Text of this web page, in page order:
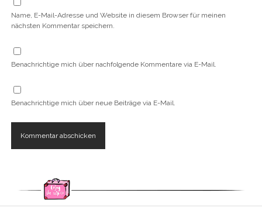
Name, E-Mail-Adresse und Website in diesem Browser für meinen
nächsten Kommentar speichern.
Benachrichtige mich über nachfolgende Kommentare via E-Mail.
Benachrichtige mich über neue Beiträge via E-Mail.